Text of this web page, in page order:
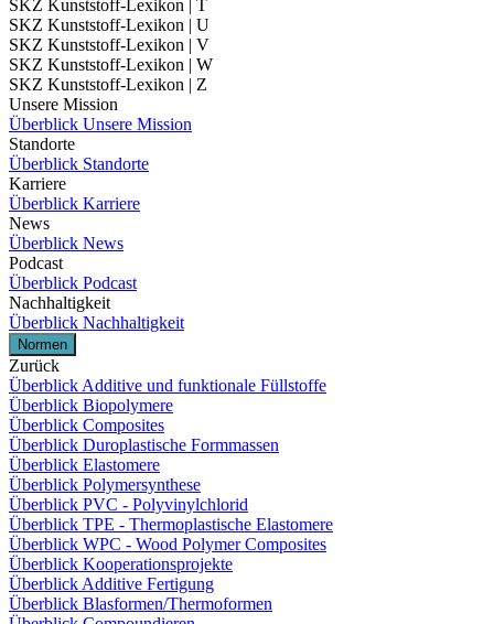
SKZ Kunststoff-Lexikon | T
SKZ Kunststoff-Lexikon | U
SKZ Kunststoff-Lexikon | V
SKZ Kunststoff-Lexikon | W
SKZ Kunststoff-Lexikon | Z
Unsere Mission
Überblick Unsere Mission
Standorte
Überblick Standorte
Karriere
Überblick Karriere
News
Überblick News
Podcast
Überblick Podcast
Nachhaltigkeit
Überblick Nachhaltigkeit
Normen
Zurück
Überblick Additive und funktionale Füllstoffe
Überblick Biopolymere
Überblick Composites
Überblick Duroplastische Formmassen
Überblick Elastomere
Überblick Polymersynthese
Überblick PVC - Polyvinylchlorid
Überblick TPE - Thermoplastische Elastomere
Überblick WPC - Wood Polymer Composites
Überblick Kooperationsprojekte
Überblick Additive Fertigung
Überblick Blasformen/Thermoformen